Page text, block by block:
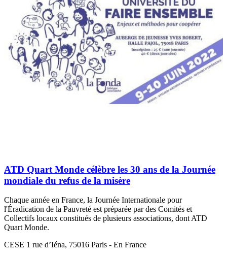
ATD Quart Monde célèbre les 30 ans de la Journée
mondiale du refus de la misère
Chaque année en France, la Journée Internationale pour
l'Éradication de la Pauvreté est préparée par des Comités et
Collectifs locaux constitués de plusieurs associations, dont ATD
Quart Monde.
CESE 1 rue d’Iéna, 75016 Paris - En France